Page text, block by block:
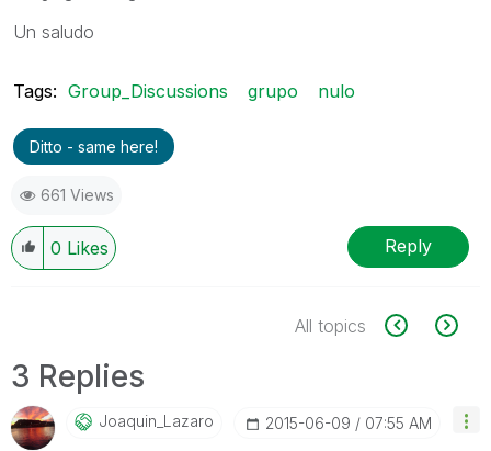
Un saludo
Tags: Group_Discussions grupo nulo
Ditto - same here!
661 Views
0 Likes Reply
All topics
3 Replies
Joaquin_Lazaro ‎2015-06-09 07:55 AM